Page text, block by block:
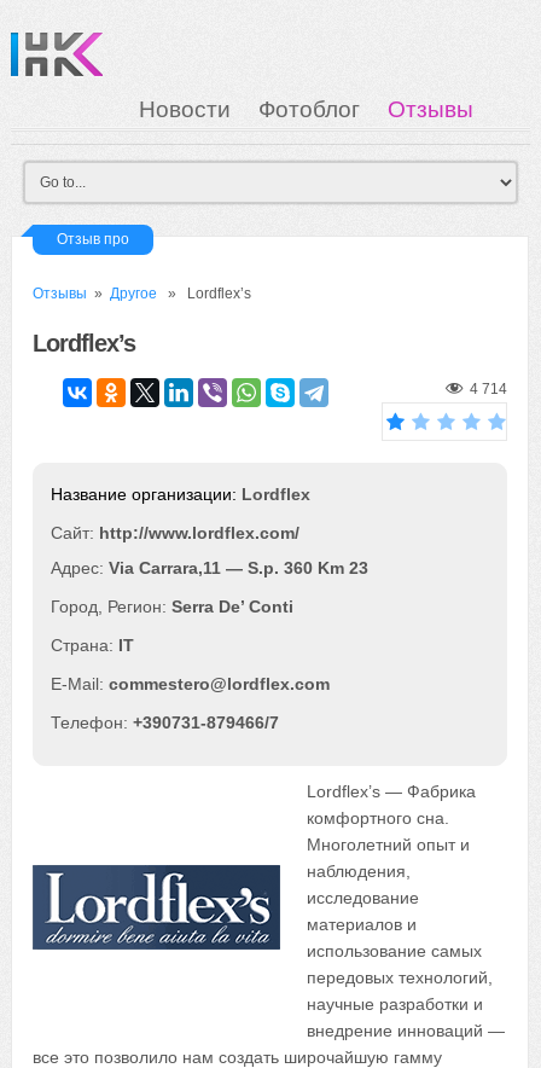
Новости Фотоблог
Отзывы
Загрузка
Мои Картинки Вход
Отзыв про
Отзывы »Другое » Lordflex’s
Lordflex’s
4 714
Lordflex
Сайт: http://www.lordflex.com/
Via Carrara,11 — S.p. 360 Km 23
Serra De’ Conti
IT
commestero@lordflex.com
+390731-879466/7
Lordflex’s — Фабрика
комфортного сна.
Многолетний опыт и
наблюдения,
исследование
материалов и
использование самых
передовых технологий,
научные разработки и
внедрение инноваций —
все это позволило нам создать широчайшую гамму